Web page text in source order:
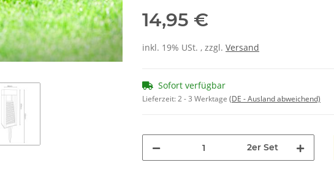
14,95 €
inkl. 19% USt. , zzgl. Versand
Sofort verfügbar
Lieferzeit:2 - 3 Werktage (DE - Ausland abweichend)
2er Set